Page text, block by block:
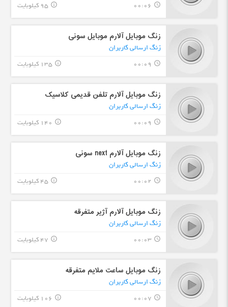
query_builder
00:06 95 کیلوبایت info_outline
زنگ موبایل آلارم موبایل سونی
زنگ ارسالی کاربران
query_builder
00:09 135 کیلوبایت info_outline
زنگ موبایل آلارم تلفن قدیمی کلاسیک
زنگ ارسالی کاربران
query_builder
00:09 140 کیلوبایت info_outline
زنگ موبایل آلارم next سونی
زنگ ارسالی کاربران
query_builder
00:02 45 کیلوبایت info_outline
زنگ موبایل آلارم آژیر متفرقه
زنگ ارسالی کاربران
query_builder
00:03 47 کیلوبایت info_outline
زنگ موبایل ساعت ملایم متفرقه
زنگ ارسالی کاربران
query_builder
00:07 106 کیلوبایت info_outline